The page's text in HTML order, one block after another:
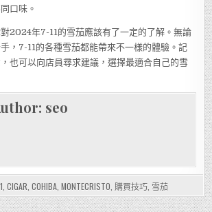
口味。
2024年7-11的雪茄應該有了一定的了解。無論
，7-11的各種雪茄都能帶來不一樣的體驗。記
也可以向店員尋求建議，選擇最適合自己的雪
seo
CIGAR COHIBA, MONTECRISTO 購買技巧, 雪茄